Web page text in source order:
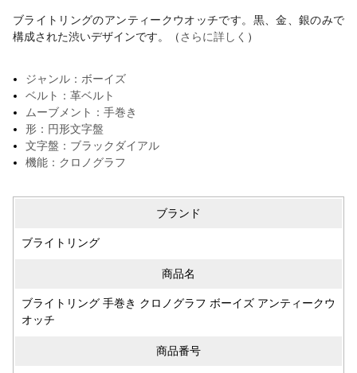
ブライトリングのアンティークウオッチです。黒、金、銀のみで
構成された渋いデザインです。（ さらに詳しく ）
ジャンル：ボーイズ
ベルト：革ベルト
ムーブメント：手巻き
形：円形文字盤
文字盤：ブラックダイアル
機能：クロノグラフ
ブランド
ブライトリング
商品名
ブライトリング 手巻き クロノグラフ ボーイズ アンティークウ
オッチ
商品番号